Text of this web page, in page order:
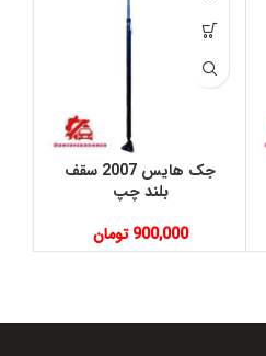
جک هایس 2007 سقف
بلند چپ
900,000 تومان